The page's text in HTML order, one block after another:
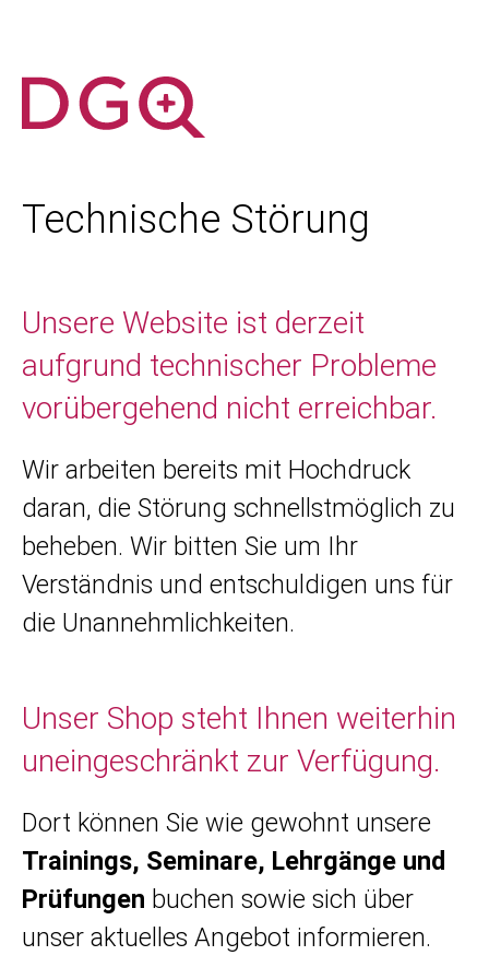
Technische Störung
Unsere Website ist derzeit
aufgrund technischer Probleme
vorübergehend nicht erreichbar.
Wir arbeiten bereits mit Hochdruck
daran, die Störung schnellstmöglich zu
beheben. Wir bitten Sie um Ihr
Verständnis und entschuldigen uns für
die Unannehmlichkeiten.
Unser Shop steht Ihnen weiterhin
uneingeschränkt zur Verfügung.
Dort können Sie wie gewohnt unsere
Trainings, Seminare, Lehrgänge und
Prüfungen buchen sowie sich über
unser aktuelles Angebot informieren.